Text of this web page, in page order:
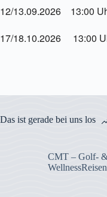
12/13.09.2026 13:00
17/18.10.2026 13:00
Das ist gerade bei uns los
CMT – Golf-